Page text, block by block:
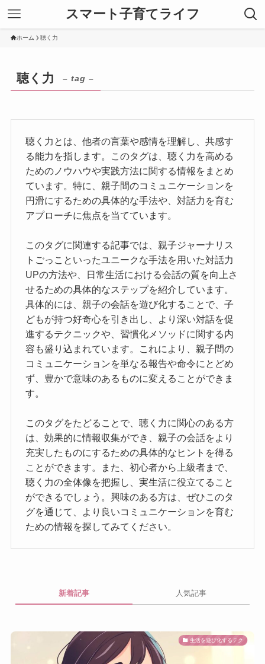
スマート子育てライフ
ホーム 聴く力
聴く力 – tag –
聴く力とは、他者の言葉や感情を理解し、共感す
る能力を指します。このタグは、聴く力を高める
ためのノウハウや実践方法に関する情報をまとめ
ています。特に、親子間のコミュニケーションを
円滑にするための具体的な手法や、対話力を育む
アプローチに焦点を当てています。
このタグに関連する記事では、親子ジャーナリス
トごっこといったユニークな手法を用いた対話力
UPの方法や、日常生活における会話の質を向上さ
せるための具体的なステップを紹介しています。
具体的には、親子の会話を遊び化することで、子
どもが持つ好奇心を引き出し、より深い対話を促
進するテクニックや、習慣化メソッドに関する内
容も盛り込まれています。これにより、親子間の
コミュニケーションを単なる報告や命令にとどめ
ず、豊かで意味のあるものに変えることができま
す。
このタグをたどることで、聴く力に関心のある方
は、効果的に情報収集ができ、親子の会話をより
充実したものにするための具体的なヒントを得る
ことができます。また、初心者から上級者まで、
聴く力の全体像を把握し、実生活に役立てること
ができるでしょう。興味のある方は、ぜひこのタ
グを通じて、より良いコミュニケーションを育む
ための情報を探してみてください。
新着記事 人気記事
生活を遊び化するテク